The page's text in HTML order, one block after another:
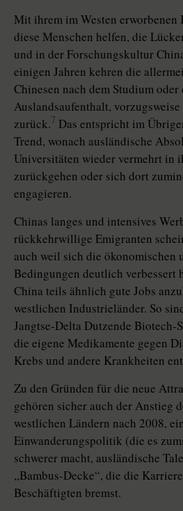
Mit ihrem im Westen erworbenen
diese Menschen helfen, die
und in der Forschungskultur
einigen Jahren kehren die
Chinesen nach dem Studium
Auslandsaufenthalt,
zurück.7 Das entspricht im
Trend, wonach ausländische
Universitäten wieder vermehrt in
zurückgehen oder sich dort
engagieren.
Chinas langes und intensives
rückkehrwillige Emigranten
auch weil sich die ökonomischen
Bedingungen deutlich verbessert
China teils ähnlich gute Jobs
westlichen Industrieländer. So
Jangtse-Delta Dutzende Biotech-
die eigene Medikamente gegen
Krebs und andere Krankheiten
Zu den Gründen für die neue
gehören sicher auch der Anstieg
westlichen Ländern nach 2008,
Einwanderungspolitik (die es
schwerer macht, ausländische
„Bambus-Decke“, die die
Beschäftigten bremst.